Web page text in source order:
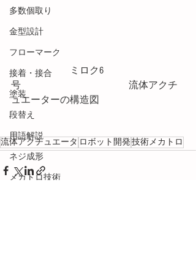
多数個取り
金型設計
フローマーク
接着・接合
塗装
段替え
用語解説
ネジ成形
メカトロ技術
ミロク6
号　　　　　　　　　　　流体アクチ
ュエーターの構造図
流体アクチュエータ ロボット開発技術メカトロ